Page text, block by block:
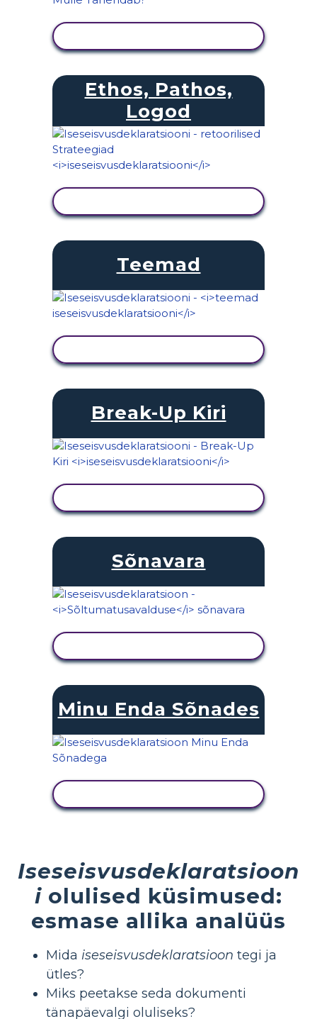
Ethos, Pathos,
Logod
Teemad
Break-Up Kiri
Sõnavara
Minu Enda Sõnades
Iseseisvusdeklaratsioon
i olulised küsimused:
esmase allika analüüs
Mida iseseisvusdeklaratsioon tegi ja
ütles?
Miks peetakse seda dokumenti
tänapäevalgi oluliseks?